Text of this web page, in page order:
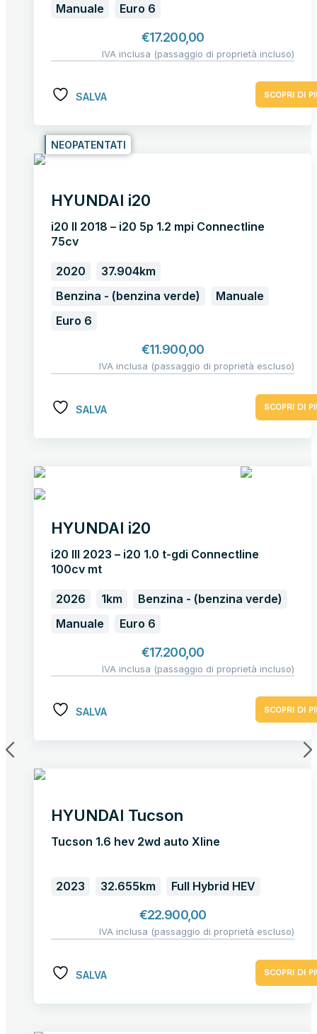
Manuale
Euro 6
€17.200,00
IVA inclusa (passaggio di proprietà incluso)
SALVA SCOPRI DI
NEOPATENTATI
HYUNDAI i20
i20 II 2018 – i20 5p 1.2 mpi Connectline
75cv
2020
37.904km
Benzina - (benzina verde)
Manuale
Euro 6
€11.900,00
IVA inclusa (passaggio di proprietà escluso)
SALVA SCOPRI DI
HYUNDAI i20
i20 III 2023 – i20 1.0 t-gdi Connectline
100cv mt
2026 1km
Benzina - (benzina verde)
Manuale
Euro 6
€17.200,00
IVA inclusa (passaggio di proprietà incluso)
SALVA SCOPRI DI
HYUNDAI Tucson
Tucson 1.6 hev 2wd auto Xline
2023 32.655km Full Hybrid HEV
€22.900,00
IVA inclusa (passaggio di proprietà escluso)
SALVA SCOPRI DI